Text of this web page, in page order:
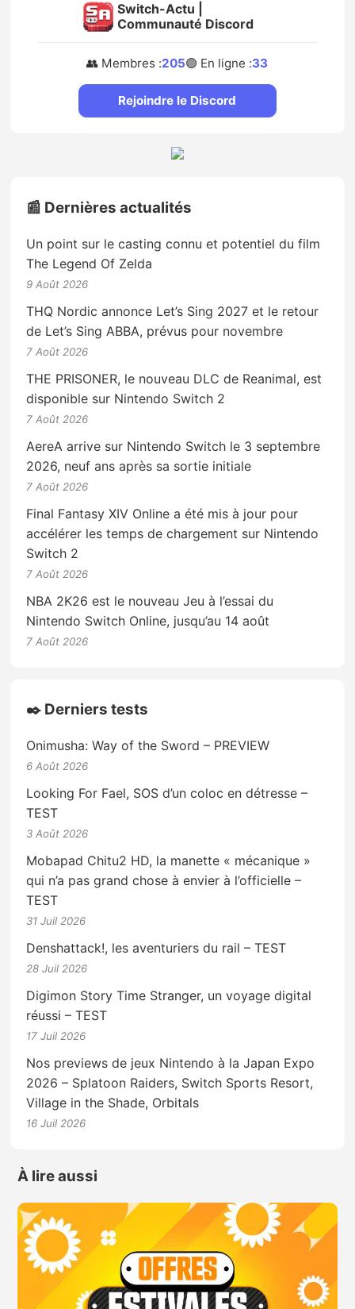
Switch-Actu |
Communauté Discord
👥 Membres :205🟢 En ligne :33
Rejoindre le Discord
📰 Dernières actualités
Un point sur le casting connu et potentiel du film
The Legend Of Zelda
9 Août 2026
THQ Nordic annonce Let’s Sing 2027 et le retour
de Let’s Sing ABBA, prévus pour novembre
7 Août 2026
THE PRISONER, le nouveau DLC de Reanimal, est
disponible sur Nintendo Switch 2
7 Août 2026
AereA arrive sur Nintendo Switch le 3 septembre
2026, neuf ans après sa sortie initiale
7 Août 2026
Final Fantasy XIV Online a été mis à jour pour
accélérer les temps de chargement sur Nintendo
Switch 2
7 Août 2026
NBA 2K26 est le nouveau Jeu à l’essai du
Nintendo Switch Online, jusqu’au 14 août
7 Août 2026
✒️ Derniers tests
Onimusha: Way of the Sword – PREVIEW
6 Août 2026
Looking For Fael, SOS d’un coloc en détresse –
TEST
3 Août 2026
Mobapad Chitu2 HD, la manette « mécanique »
qui n’a pas grand chose à envier à l’officielle –
TEST
31 Juil 2026
Denshattack!, les aventuriers du rail – TEST
28 Juil 2026
Digimon Story Time Stranger, un voyage digital
réussi – TEST
17 Juil 2026
Nos previews de jeux Nintendo à la Japan Expo
2026 – Splatoon Raiders, Switch Sports Resort,
Village in the Shade, Orbitals
16 Juil 2026
À lire aussi